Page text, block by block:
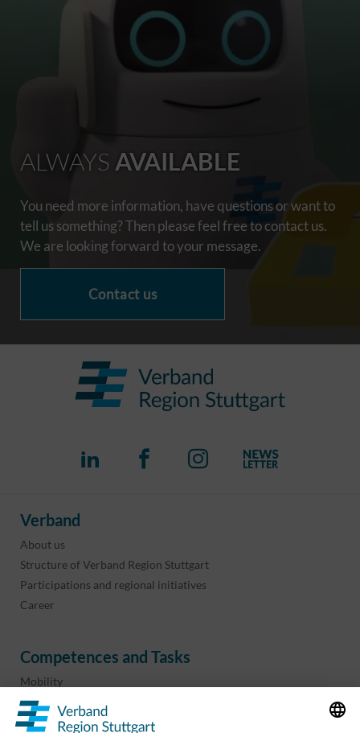
ALWAYS AVAILABLE
You need more information, have questions or want to
tell us something? Then please feel free to contact us.
We are looking forward to your message.
Contact us
Verband
About us
Structure of Verband Region Stuttgart
Participations and regional initiatives
Career
Competences and Tasks
Mobility
Regional planning
Business development